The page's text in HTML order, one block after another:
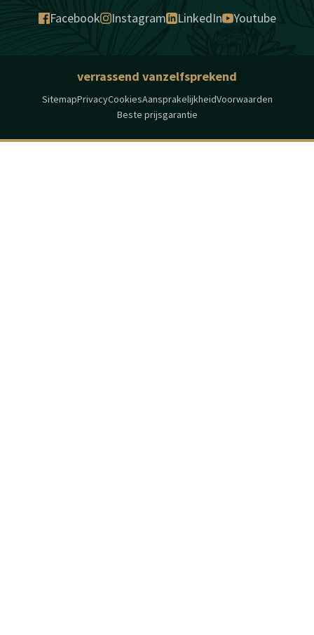
Facebook Instagram LinkedIn Youtube
verrassend vanzelfsprekend
SitemapPrivacyCookiesAansprakelijkheidVoorwaarden
Beste prijsgarantie